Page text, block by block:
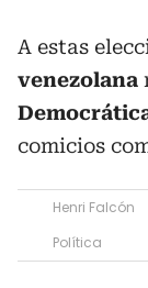
A estas
venezolana
comicios
Henri Falcón
Política